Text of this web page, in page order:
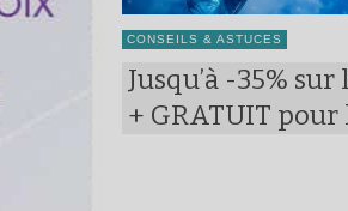
CONSEILS & ASTUCES
Jusqu’à -35% sur
+ GRATUIT pour